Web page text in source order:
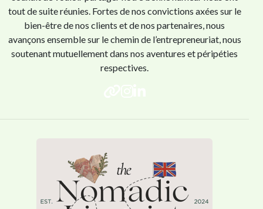
tout de suite réunies. Fortes de nos convictions axées sur le
bien-être de nos clients et de nos partenaires, nous
avançons ensemble sur le chemin de l’entrepreneuriat, nous
soutenant mutuellement dans nos aventures et péripéties
respectives.